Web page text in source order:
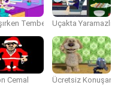
TembellikUçakta
Cemal Ücretsiz